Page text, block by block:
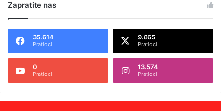
Zapratite nas
35.614
Pratioci
9.865
Pratioci
0
Pratioci
13.574
Pratioci